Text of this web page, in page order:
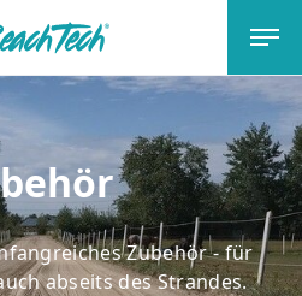
Zubehör - für
abseits des Strandes.